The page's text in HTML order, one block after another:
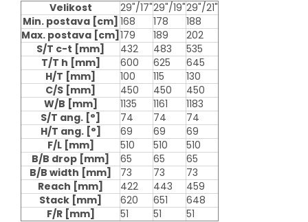
Velikost 29"/17"29"/19"29"/21"
Min. postava [cm] 168 178
188
Max. postava [cm] 179 189
202
S/T c-t [mm] 432 483
535
T/T h [mm] 600 625
645
H/T [mm] 100 115
130
C/S [mm] 450 450
450
W/B [mm] 1135 1161
1183
S/T ang. [°] 74 74
74
H/T ang. [°] 69 69
69
F/L [mm] 510 510
510
B/B drop [mm] 65 65
65
B/B width [mm] 73 73
73
Reach [mm] 422 443
459
Stack [mm] 620 651
648
F/R [mm] 51 51 51